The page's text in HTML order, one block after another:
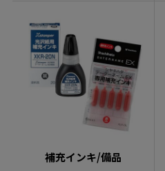
補充インキ/備品